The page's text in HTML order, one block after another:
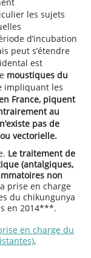
les sujets
d’incubation
peut s’étendre
est
moustiques du
impliquant les
France, piquent
au
pas de
vectorielle.
Le traitement de
(antalgiques,
non
prise en charge
du chikungunya
en 2014***.
en charge du
,